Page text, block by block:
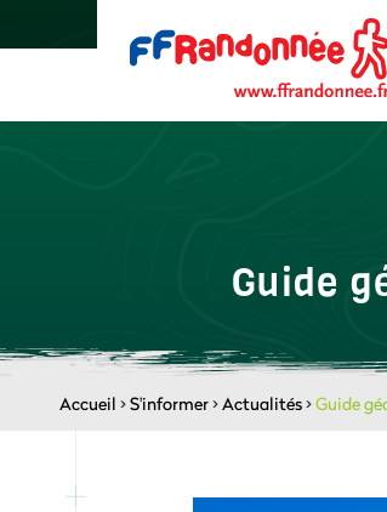
Guide
Accueil >S'informer>Actualités>Guide